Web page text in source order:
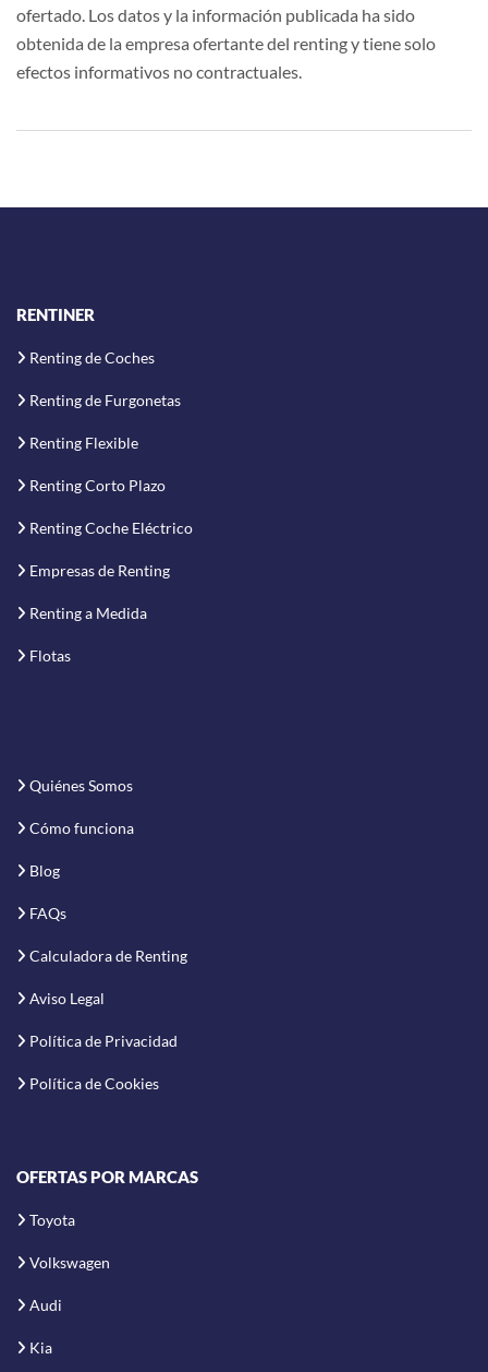
ofertado. Los datos y la información publicada ha sido
obtenida de la empresa ofertante del renting y tiene solo
efectos informativos no contractuales.
RENTINER
Renting de Coches
Renting de Furgonetas
Renting Flexible
Renting Corto Plazo
Renting Coche Eléctrico
Empresas de Renting
Renting a Medida
Flotas
Quiénes Somos
Cómo funciona
Blog
FAQs
Calculadora de Renting
Aviso Legal
Política de Privacidad
Política de Cookies
OFERTAS POR MARCAS
Toyota
Volkswagen
Audi
Kia